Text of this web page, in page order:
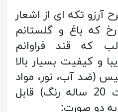
آرزو تکه ای از اشعار
رخ که باغ و گلستانم
که قند فراوانم
و کیفیت بسیار بالا
(ضد آب، نور، مواد
شوینده و با ضمانت 20 ساله رنگ) قابل